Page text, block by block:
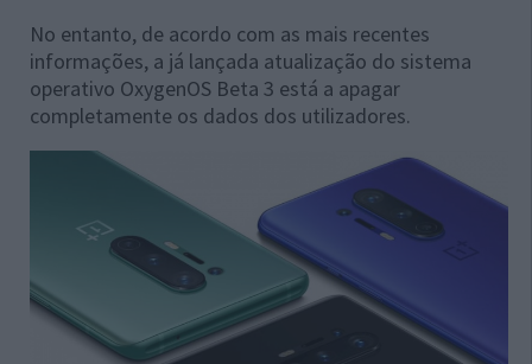
No entanto, de acordo com as mais recentes
informações, a já lançada atualização do sistema
operativo OxygenOS Beta 3 está a apagar
completamente os dados dos utilizadores.